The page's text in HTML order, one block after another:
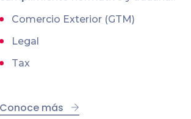
Comercio Exterior (GTM)
Legal
Tax
Conoce más